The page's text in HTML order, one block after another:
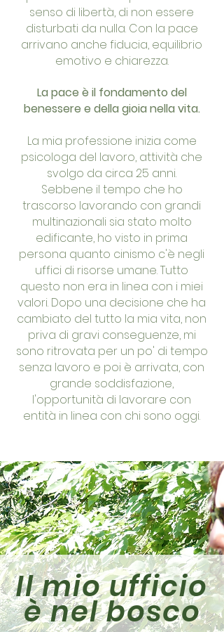
senso di libertà, di non essere
disturbati da nulla. Con la pace
arrivano anche fiducia, equilibrio
emotivo e chiarezza.
La pace è il fondamento del
benessere e della gioia nella vita.
La mia professione inizia come
psicologa del lavoro, attività che
svolgo da circa 25 anni.
Sebbene il tempo che ho
trascorso lavorando con grandi
multinazionali sia stato molto
edificante, ho visto in prima
persona quanto cinismo c'è negli
uffici di risorse umane. Tutto
questo non era in linea con i miei
valori. Dopo una decisione che ha
cambiato del tutto la mia vita, non
priva di gravi conseguenze, mi
sono ritrovata per un po' di tempo
senza lavoro e poi è arrivata, con
grande soddisfazione,
l'opportunità di lavorare con
entità in linea con chi sono oggi.
Il mio ufficio
è nel bosco